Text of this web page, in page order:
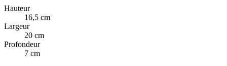
Hauteur
16,5 cm
Largeur
20 cm
Profondeur
7 cm